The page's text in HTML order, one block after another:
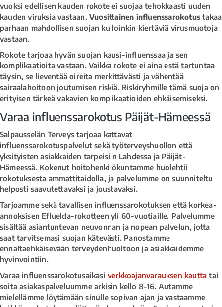
vuoksi edellisen kauden rokote ei suojaa tehokkaasti uuden
kauden viruksia vastaan. Vuosittainen influenssarokotus takaa
parhaan mahdollisen suojan kulloinkin kiertäviä virusmuotoja
vastaan.
Rokote tarjoaa hyvän suojan kausi-influenssaa ja sen
komplikaatioita vastaan. Vaikka rokote ei aina estä tartuntaa
täysin, se lieventää oireita merkittävästi ja vähentää
sairaalahoitoon joutumisen riskiä. Riskiryhmille tämä suoja on
erityisen tärkeä vakavien komplikaatioiden ehkäisemiseksi.
Varaa influenssarokotus Päijät-Hämeessä
Salpausselän Terveys tarjoaa kattavat
influenssarokotuspalvelut sekä työterveyshuollon että
yksityisten asiakkaiden tarpeisiin Lahdessa ja Päijät-
Hämeessä. Kokenut hoitohenkilökuntamme huolehtii
rokotuksesta ammattitaidolla, ja palvelumme on suunniteltu
helposti saavutettavaksi ja joustavaksi.
Tarjoamme sekä tavallisen influenssarokotuksen että korkea-
annoksisen Efluelda-rokotteen yli 60-vuotiaille. Palvelumme
sisältää asiantuntevan neuvonnan ja nopean palvelun, jotta
saat tarvitsemasi suojan kätevästi. Panostamme
ennaltaehkäisevään terveydenhuoltoon ja asiakkaidemme
hyvinvointiin.
Varaa influenssarokotusaikasi verkkoajanvarauksen kautta tai
soita asiakaspalveluumme arkisin kello 8-16. Autamme
mielellämme löytämään sinulle sopivan ajan ja vastaamme